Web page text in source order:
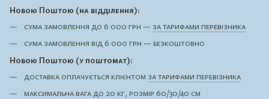
Новою Поштою (на відділення):
сума замовлення до 6 000 грн — за тарифами перевізника
сума замовлення від 6 000 грн — безкоштовно
Новою Поштою (у поштомат):
доставка оплачується клієнтом за тарифами перевізника
максимальна вага до 20 кг, розмір 60/30/40 см